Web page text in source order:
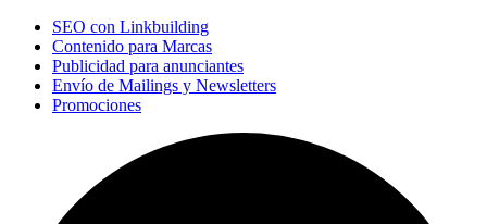
SEO con Linkbuilding
Contenido para Marcas
Publicidad para anunciantes
Envío de Mailings y Newsletters
Promociones